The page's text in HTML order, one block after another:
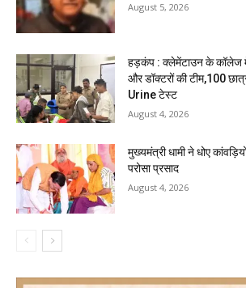
August 5, 2026
हड़कंप : क्लेमेंटाउन के कॉलेज
और डॉक्टरों की टीम,100
Urine टेस्ट
August 4, 2026
मुख्यमंत्री धामी ने धोए
परोसा प्रसाद
August 4, 2026